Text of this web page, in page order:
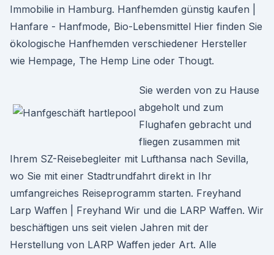
Immobilie in Hamburg. Hanfhemden günstig kaufen |
Hanfare - Hanfmode, Bio-Lebensmittel Hier finden Sie
ökologische Hanfhemden verschiedener Hersteller
wie Hempage, The Hemp Line oder Thougt.
Sie werden von zu Hause
abgeholt und zum
Flughafen gebracht und
fliegen zusammen mit
Ihrem SZ-Reisebegleiter mit Lufthansa nach Sevilla,
wo Sie mit einer Stadtrundfahrt direkt in Ihr
umfangreiches Reiseprogramm starten. Freyhand
Larp Waffen | Freyhand Wir und die LARP Waffen. Wir
beschäftigen uns seit vielen Jahren mit der
Herstellung von LARP Waffen jeder Art. Alle